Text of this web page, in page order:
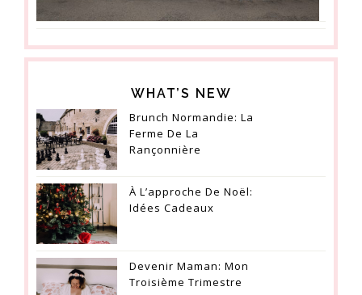
WHAT’S NEW
Brunch Normandie: La
Ferme De La
Rançonnière
À L’approche De Noël:
Idées Cadeaux
Devenir Maman: Mon
Troisième Trimestre